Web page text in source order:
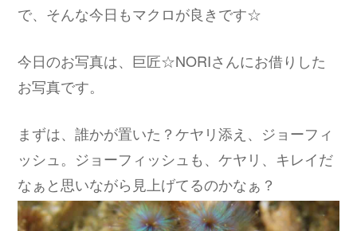
で、そんな今日もマクロが良きです☆
今日のお写真は、巨匠☆NORIさんにお借りした
お写真です。
まずは、誰かが置いた？ケヤリ添え、ジョーフィ
ッシュ。ジョーフィッシュも、ケヤリ、キレイだ
なぁと思いながら見上げてるのかなぁ？